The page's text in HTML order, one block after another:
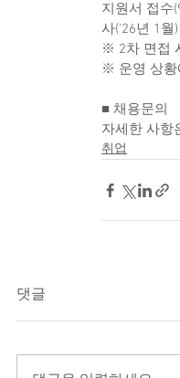
지원서 접
사('26년 1월)
※ 2차 면접
※ 운영 상황
■ 채용문의
자세한 사항
취업
댓글